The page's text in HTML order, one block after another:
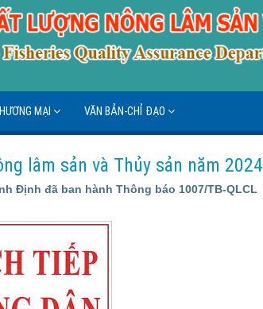
MẠI VĂN BẢN-CHỈ ĐẠO
lâm sản và Thủy sản năm 2024
Định đã ban hành Thông báo 1007/TB-QLCL